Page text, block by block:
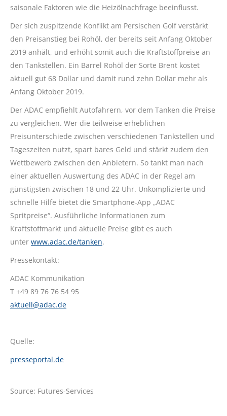
saisonale Faktoren wie die Heizölnachfrage beeinflusst.
Der sich zuspitzende Konflikt am Persischen Golf verstärkt
den Preisanstieg bei Rohöl, der bereits seit Anfang Oktober
2019 anhält, und erhöht somit auch die Kraftstoffpreise an
den Tankstellen. Ein Barrel Rohöl der Sorte Brent kostet
aktuell gut 68 Dollar und damit rund zehn Dollar mehr als
Anfang Oktober 2019.
Der ADAC empfiehlt Autofahrern, vor dem Tanken die Preise
zu vergleichen. Wer die teilweise erheblichen
Preisunterschiede zwischen verschiedenen Tankstellen und
Tageszeiten nutzt, spart bares Geld und stärkt zudem den
Wettbewerb zwischen den Anbietern. So tankt man nach
einer aktuellen Auswertung des ADAC in der Regel am
günstigsten zwischen 18 und 22 Uhr. Unkomplizierte und
schnelle Hilfe bietet die Smartphone-App „ADAC
Spritpreise“. Ausführliche Informationen zum
Kraftstoffmarkt und aktuelle Preise gibt es auch
unter www.adac.de/tanken.
Pressekontakt:
ADAC Kommunikation
T +49 89 76 76 54 95
aktuell@adac.de
Quelle:
presseportal.de
Source: Futures-Services